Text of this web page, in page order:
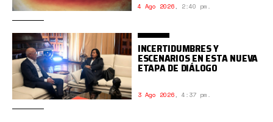
4 Ago 2026, 2:40 pm.
INCERTIDUMBRES Y
ESCENARIOS EN ESTA NUEVA
ETAPA DE DIÁLOGO
3 Ago 2026, 4:37 pm.